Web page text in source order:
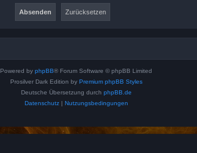
Powered by phpBB® Forum Software © phpBB Limited
Prosilver Dark Edition by Premium phpBB Styles
Deutsche Übersetzung durch phpBB.de
Datenschutz| Nutzungsbedingungen